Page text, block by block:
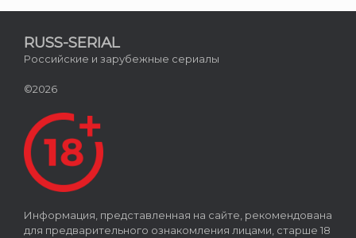
RUSS-SERIAL
Российские и зарубежные сериалы
©2026
Информация, представленная на сайте, рекомендована
для предварительного ознакомления лицами, старше 18